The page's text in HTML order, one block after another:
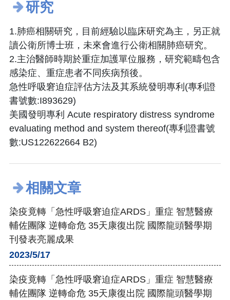
研究
1.肺癌相關研究，目前經驗以臨床研究為主，另正就
讀公衛所博士班，未來會進行公衛相關肺癌研究。
2.主治醫師時期於重症加護單位服務，研究範疇包含
感染症、重症患者不同疾病預後。
急性呼吸窘迫症評估方法及其系統發明專利(專利證
書號數:I893629)
美國發明專利 Acute respiratory distress syndrome
evaluating method and system thereof(專利證書號
數:US122622664 B2)
相關文章
染疫竟轉「急性呼吸窘迫症ARDS」重症 智慧醫療
輔佐團隊 逆轉命危 35天康復出院 國際龍頭醫學期
刊發表亮麗成果
2023/5/17
染疫竟轉「急性呼吸窘迫症ARDS」重症 智慧醫療
輔佐團隊 逆轉命危 35天康復出院 國際龍頭醫學期